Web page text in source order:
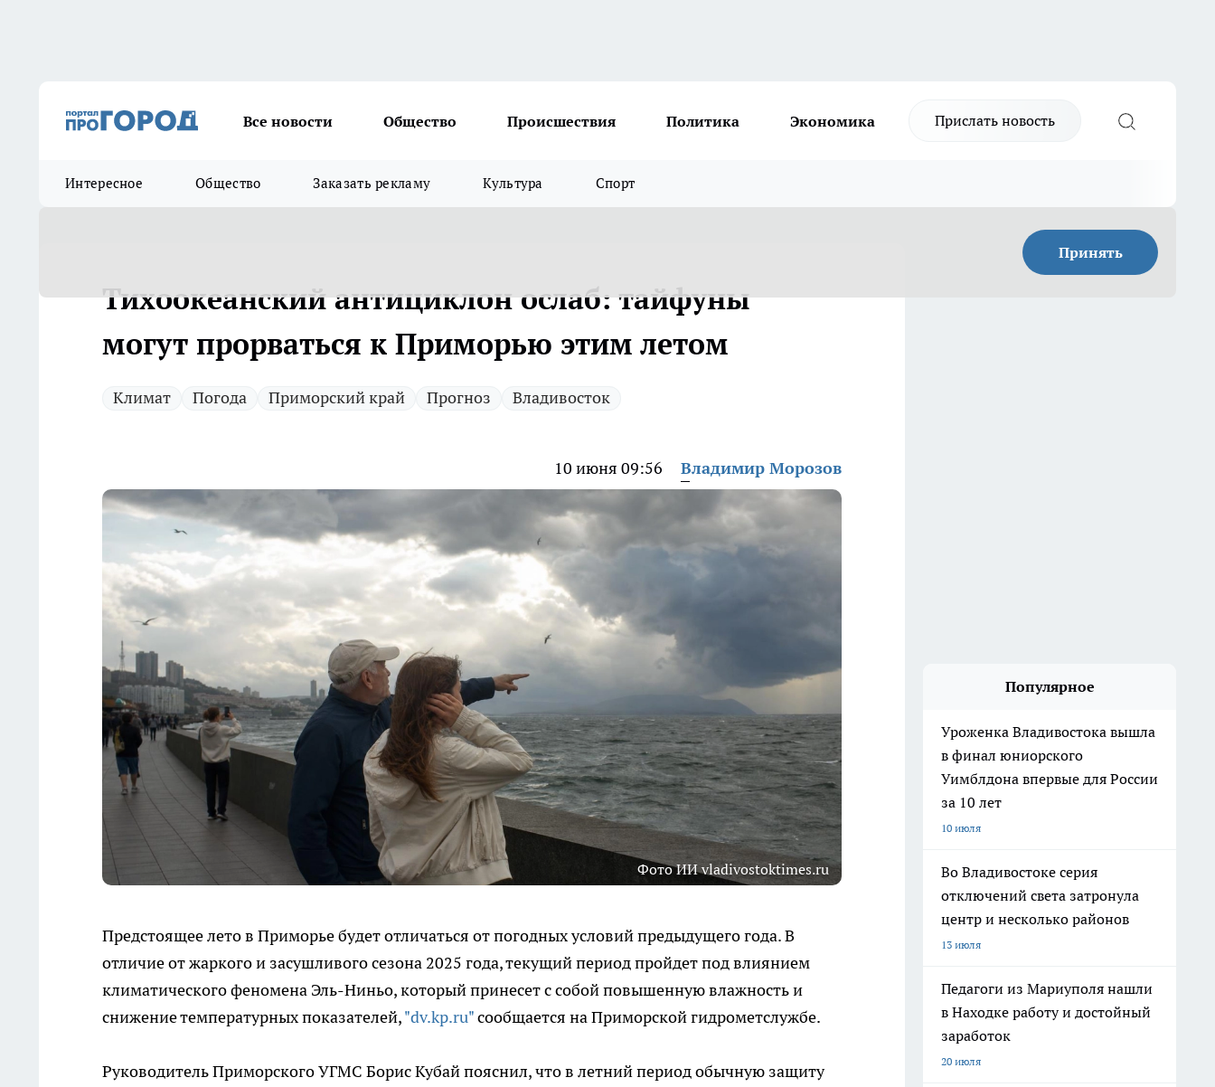
Все новости Общество Происшествия Политика Экономика Прислать новость
Интересное Общество Заказать рекламу Культура Спорт
Принять
Тихоокеанский антициклон ослаб: тайфуны
могут прорваться к Приморью этим летом
Климат Погода Приморский край Прогноз Владивосток
10 июня 09:56 Владимир Морозов
Фото ИИ vladivostoktimes.ru
Предстоящее лето в Приморье будет отличаться от погодных условий предыдущего года. В
отличие от жаркого и засушливого сезона 2025 года, текущий период пройдет под влиянием
климатического феномена Эль-Ниньо, который принесет с собой повышенную влажность и
снижение температурных показателей,"dv.kp.ru"сообщается на Приморской гидрометслужбе.
Руководитель Приморского УГМС Борис Кубай пояснил, что в летний период обычную защиту
Популярное
Уроженка Владивостока вышла
в финал юниорского
Уимблдона впервые для России
за 10 лет
10 июля
Во Владивостоке серия
отключений света затронула
центр и несколько районов
13 июля
Педагоги из Мариуполя нашли
в Находке работу и достойный
заработок
20 июля